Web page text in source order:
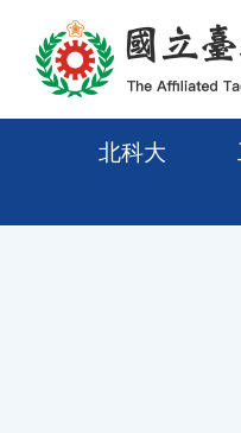
移至網頁之主要內容區位
北科大